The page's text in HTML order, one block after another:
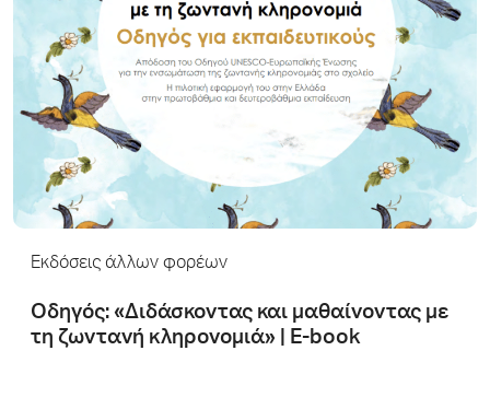
Εκδόσεις άλλων φορέων
Οδηγός: «Διδάσκοντας και μαθαίνοντας με
τη ζωντανή κληρονομιά» | Ε-book